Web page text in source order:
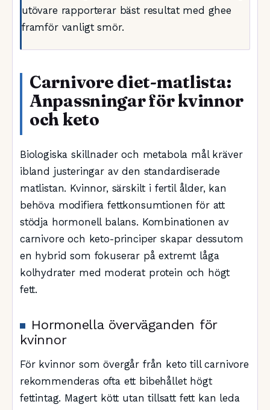
utövare rapporterar bäst resultat med ghee
framför vanligt smör.
Carnivore diet-matlista:
Anpassningar för kvinnor
och keto
Biologiska skillnader och metabola mål kräver
ibland justeringar av den standardiserade
matlistan. Kvinnor, särskilt i fertil ålder, kan
behöva modifiera fettkonsumtionen för att
stödja hormonell balans. Kombinationen av
carnivore och keto-principer skapar dessutom
en hybrid som fokuserar på extremt låga
kolhydrater med moderat protein och högt
fett.
Hormonella överväganden för
kvinnor
För kvinnor som övergår från keto till carnivore
rekommenderas ofta ett bibehållet högt
fettintag. Magert kött utan tillsatt fett kan leda